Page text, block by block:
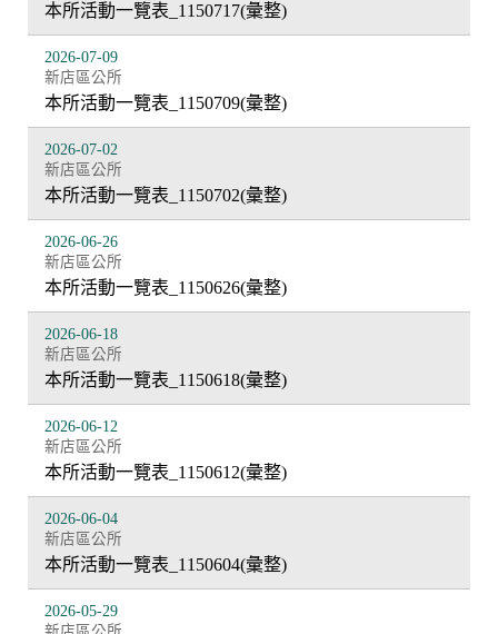
本所活動一覽表_1150717(彙整)
本所活動一覽表_1150709(彙整)
新店區公所
2026-07-09
本所活動一覽表_1150702(彙整)
新店區公所
2026-07-02
本所活動一覽表_1150626(彙整)
新店區公所
2026-06-26
本所活動一覽表_1150618(彙整)
新店區公所
2026-06-18
本所活動一覽表_1150612(彙整)
新店區公所
2026-06-12
本所活動一覽表_1150604(彙整)
新店區公所
2026-06-04
2026-05-29